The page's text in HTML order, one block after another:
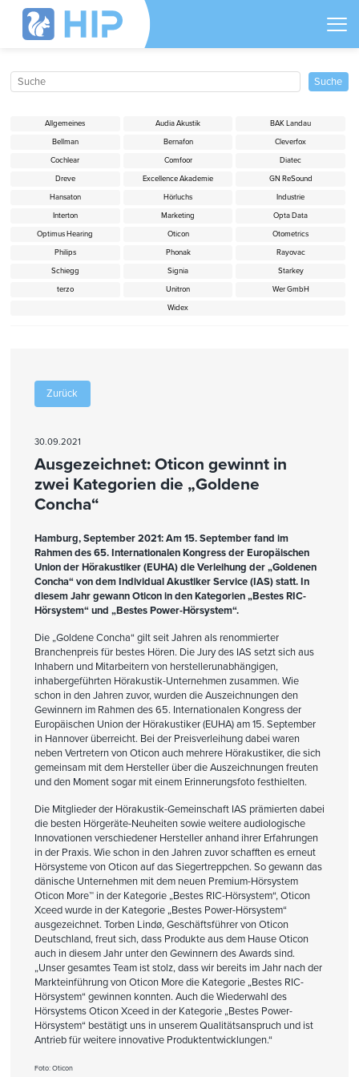
Zurück
30.09.2021
Ausgezeichnet: Oticon gewinnt in
zwei Kategorien die „Goldene
Concha“
Hamburg, September 2021: Am 15. September fand im
Rahmen des 65. Internationalen Kongress der Europäischen
Union der Hörakustiker (EUHA) die Verleihung der „Goldenen
Concha“ von dem Individual Akustiker Service (IAS) statt. In
diesem Jahr gewann Oticon in den Kategorien „Bestes RIC-
Hörsystem“ und „Bestes Power-Hörsystem“.
Die „Goldene Concha“ gilt seit Jahren als renommierter
Branchenpreis für bestes Hören. Die Jury des IAS setzt sich aus
Inhabern und Mitarbeitern von herstellerunabhängigen,
inhabergeführten Hörakustik-Unternehmen zusammen. Wie
schon in den Jahren zuvor, wurden die Auszeichnungen den
Gewinnern im Rahmen des 65. Internationalen Kongress der
Europäischen Union der Hörakustiker (EUHA) am 15. September
in Hannover überreicht. Bei der Preisverleihung dabei waren
neben Vertretern von Oticon auch mehrere Hörakustiker, die sich
gemeinsam mit dem Hersteller über die Auszeichnungen freuten
und den Moment sogar mit einem Erinnerungsfoto festhielten.
Die Mitglieder der Hörakustik-Gemeinschaft IAS prämierten dabei
die besten Hörgeräte-Neuheiten sowie weitere audiologische
Innovationen verschiedener Hersteller anhand ihrer Erfahrungen
in der Praxis. Wie schon in den Jahren zuvor schafften es erneut
Hörsysteme von Oticon auf das Siegertreppchen. So gewann das
dänische Unternehmen mit dem neuen Premium-Hörsystem
Oticon More™ in der Kategorie „Bestes RIC-Hörsystem“, Oticon
Xceed wurde in der Kategorie „Bestes Power-Hörsystem“
ausgezeichnet. Torben Lindø, Geschäftsführer von Oticon
Deutschland, freut sich, dass Produkte aus dem Hause Oticon
auch in diesem Jahr unter den Gewinnern des Awards sind.
„Unser gesamtes Team ist stolz, dass wir bereits im Jahr nach der
Markteinführung von Oticon More die Kategorie „Bestes RIC-
Hörsystem“ gewinnen konnten. Auch die Wiederwahl des
Hörsystems Oticon Xceed in der Kategorie „Bestes Power-
Hörsystem“ bestätigt uns in unserem Qualitätsanspruch und ist
Antrieb für weitere innovative Produktentwicklungen.“
Foto: Oticon
Allgemeines Audia Akustik
BAK Landau
Bellman
Bernafon
Cleverfox
Cochlear
Comfoor
Diatec
Dreve
Excellence Akademie
GN ReSound
Hansaton
Hörluchs
Industrie
Interton
Marketing
Opta Data
Optimus Hearing
Oticon
Otometrics
Philips
Phonak
Rayovac
Schiegg
Signia
Starkey
terzo
Unitron
Wer GmbH
Widex